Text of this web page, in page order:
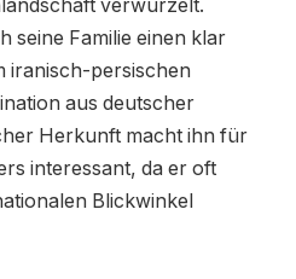
verwurzelt.
seine Familie einen klar
iranisch-persischen
aus deutscher
Herkunft macht ihn für
interessant, da er oft
Blickwinkel